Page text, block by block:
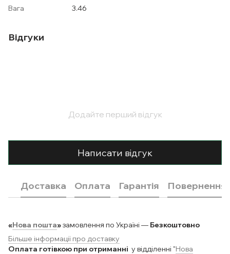
Вага
3.46
Відгуки
Додайте перший відгук
Написати відгук
Доставка Оплата Гарантія Повернення
«Нова пошта»замовлення по Україні — Безкоштовно
Більше інформації про доставку
Оплата готівкою при отриманні у відділенні "Нова